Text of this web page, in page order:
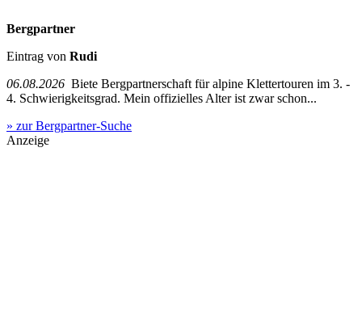
Bergpartner
Eintrag von Rudi
06.08.2026 Biete Bergpartnerschaft für alpine Klettertouren im 3. -
4. Schwierigkeitsgrad. Mein offizielles Alter ist zwar schon...
» zur Bergpartner-Suche
Anzeige